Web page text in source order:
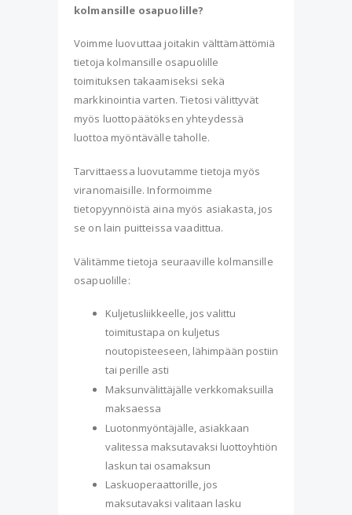
kolmansille osapuolille?
Voimme luovuttaa joitakin välttämättömiä
tietoja kolmansille osapuolille
toimituksen takaamiseksi sekä
markkinointia varten. Tietosi välittyvät
myös luottopäätöksen yhteydessä
luottoa myöntävälle taholle.
Tarvittaessa luovutamme tietoja myös
viranomaisille. Informoimme
tietopyynnöistä aina myös asiakasta, jos
se on lain puitteissa vaadittua.
Välitämme tietoja seuraaville kolmansille
osapuolille:
Kuljetusliikkeelle, jos valittu
toimitustapa on kuljetus
noutopisteeseen, lähimpään postiin
tai perille asti
Maksunvälittäjälle verkkomaksuilla
maksaessa
Luotonmyöntäjälle, asiakkaan
valitessa maksutavaksi luottoyhtiön
laskun tai osamaksun
Laskuoperaattorille, jos
maksutavaksi valitaan lasku